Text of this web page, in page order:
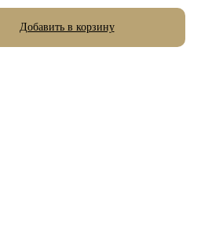
Добавить в корзину